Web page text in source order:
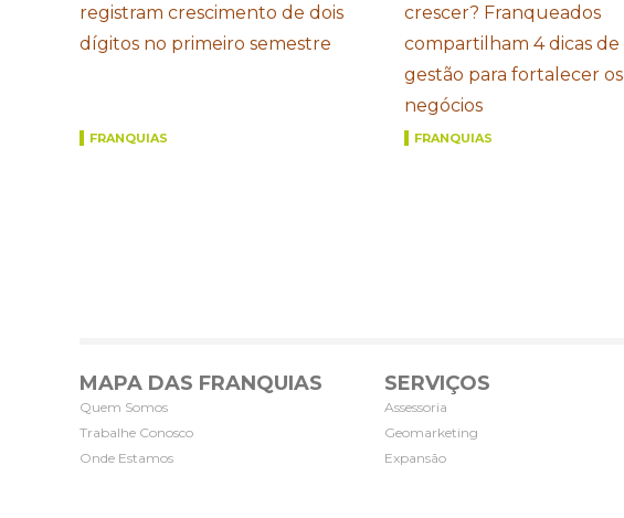
registram crescimento de dois
dígitos no primeiro semestre
FRANQUIAS
crescer? Franqueados
compartilham 4 dicas de
gestão para fortalecer os
negócios
FRANQUIAS
MAPA DAS FRANQUIAS
Quem Somos
Trabalhe Conosco
Onde Estamos
SERVIÇOS
Assessoria
Geomarketing
Expansão